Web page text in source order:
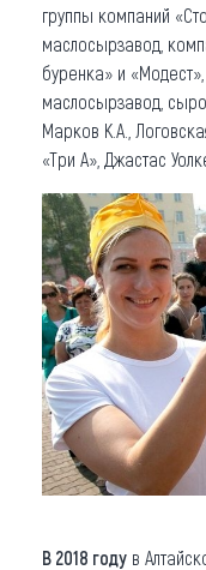
группы компаний
маслосырзавод,
буренка» и
маслосырзавод,
Марков К.А.,
«Три А», Джастас
В 2018 году в